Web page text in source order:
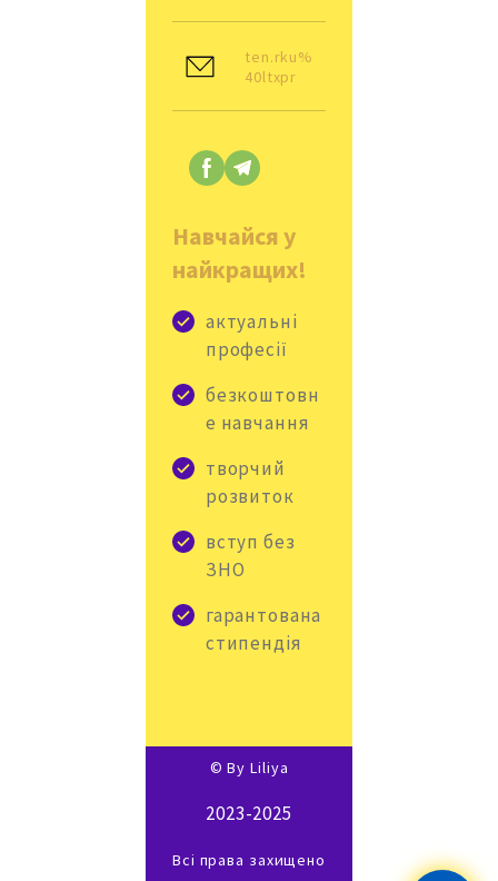
ten.rku%
40ltxpr
Навчайся у
найкращих!
актуальні
професії
безкоштовн
е навчання
творчий
розвиток
вступ без
ЗНО
гарантована
стипендія
© By Liliya
2023-2025
Всі права захищено